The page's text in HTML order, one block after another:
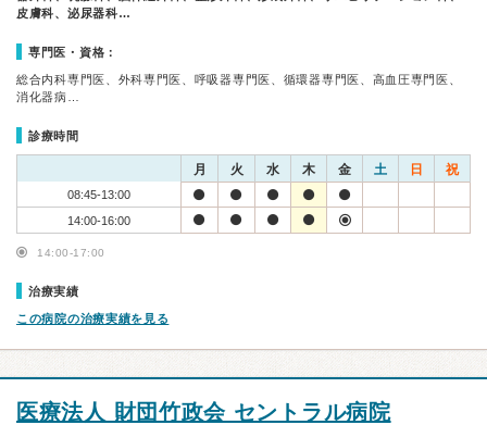
皮膚科、泌尿器科…
専門医・資格：
総合内科専門医、外科専門医、呼吸器専門医、循環器専門医、高血圧専門医、
消化器病…
診療時間
月 火 水 木 金 土 日 祝
08:45-13:00
14:00-16:00
14:00-17:00
治療実績
この病院の治療実績を見る
医療法人 財団竹政会 セントラル病院